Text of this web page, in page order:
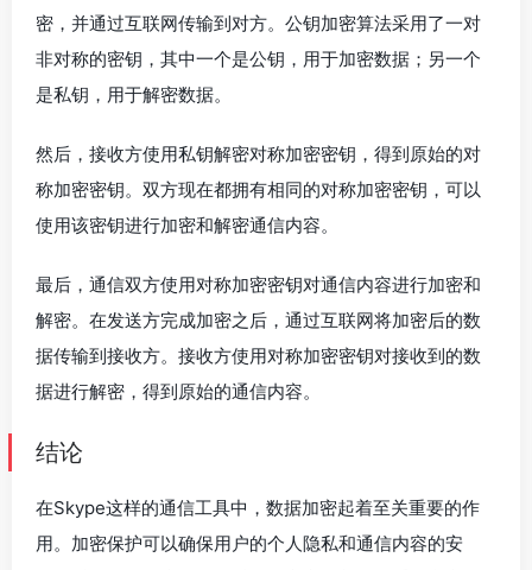
密，并通过互联网传输到对方。公钥加密算法采用了一对
非对称的密钥，其中一个是公钥，用于加密数据；另一个
是私钥，用于解密数据。
然后，接收方使用私钥解密对称加密密钥，得到原始的对
称加密密钥。双方现在都拥有相同的对称加密密钥，可以
使用该密钥进行加密和解密通信内容。
最后，通信双方使用对称加密密钥对通信内容进行加密和
解密。在发送方完成加密之后，通过互联网将加密后的数
据传输到接收方。接收方使用对称加密密钥对接收到的数
据进行解密，得到原始的通信内容。
结论
在Skype这样的通信工具中，数据加密起着至关重要的作
用。加密保护可以确保用户的个人隐私和通信内容的安